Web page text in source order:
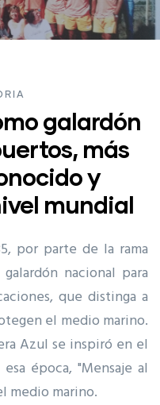
galardón
más
y
mundial
por parte de la rama
nacional para
que distinga a
el medio marino.
Azul se inspiró en el
época, "Mensaje al
medio marino.